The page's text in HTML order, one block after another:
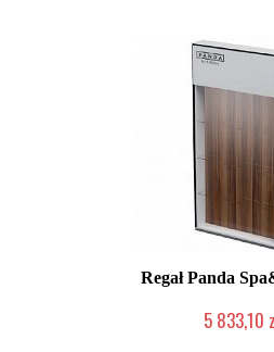
Regał Panda
5 833,10